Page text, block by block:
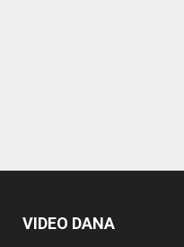
VIDEO DANA